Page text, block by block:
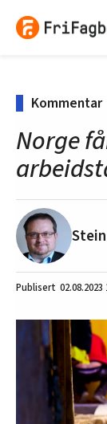
Kommentar
Norge
02.08.2023